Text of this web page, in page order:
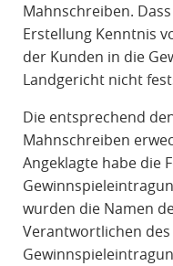
Mahnschreiben.
Erstellung Kenntnis
der Kunden in die
Landgericht nicht
Die entsprechend
Mahnschreiben
Angeklagte habe die
wurden die Namen
Verantwortlichen des